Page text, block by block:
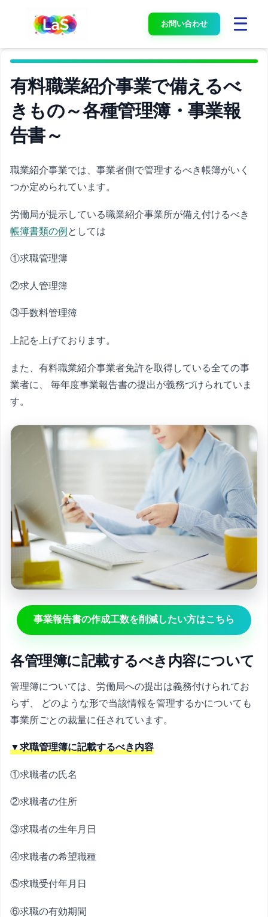
お問い合わせ
有料職業紹介事業で備えるべ
きもの～各種管理簿・事業報
告書～
職業紹介事業では、事業者側で管理するべき帳簿がいく
つか定められています。
労働局が提示している職業紹介事業所が備え付けるべき
帳簿書類の例 としては
①求職管理簿
②求人管理簿
③手数料管理簿
上記を上げております。
また、有料職業紹介事業者免許を取得している全ての事
業者に、 毎年度事業報告書の提出が義務づけられていま
す。
事業報告書の作成工数を削減したい方はこちら
各管理簿に記載するべき内容について
管理簿については、労働局への提出は義務付けられてお
らず、 どのような形で当該情報を管理するかについても
事業所ごとの裁量に任されています。
▼求職管理簿に記載するべき内容
①求職者の氏名
②求職者の住所
③求職者の生年月日
④求職者の希望職種
⑤求職受付年月日
⑥求職の有効期間